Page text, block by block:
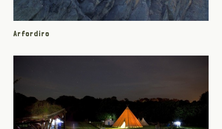
Arfordiro